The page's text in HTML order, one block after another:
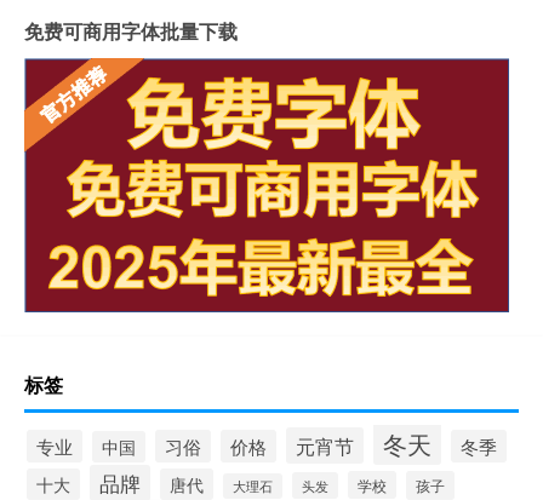
免费可商用字体批量下载
标签
专业 中国 习俗 价格 元宵节 冬天 冬季
十大 品牌 唐代 大理石 头发 学校 孩子